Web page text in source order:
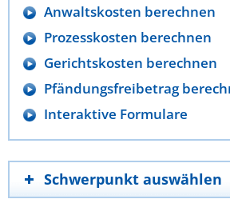
Anwaltskosten berechnen
Prozesskosten berechnen
Gerichtskosten berechnen
Pfändungsfreibetrag
Interaktive Formulare
Schwerpunkt auswählen